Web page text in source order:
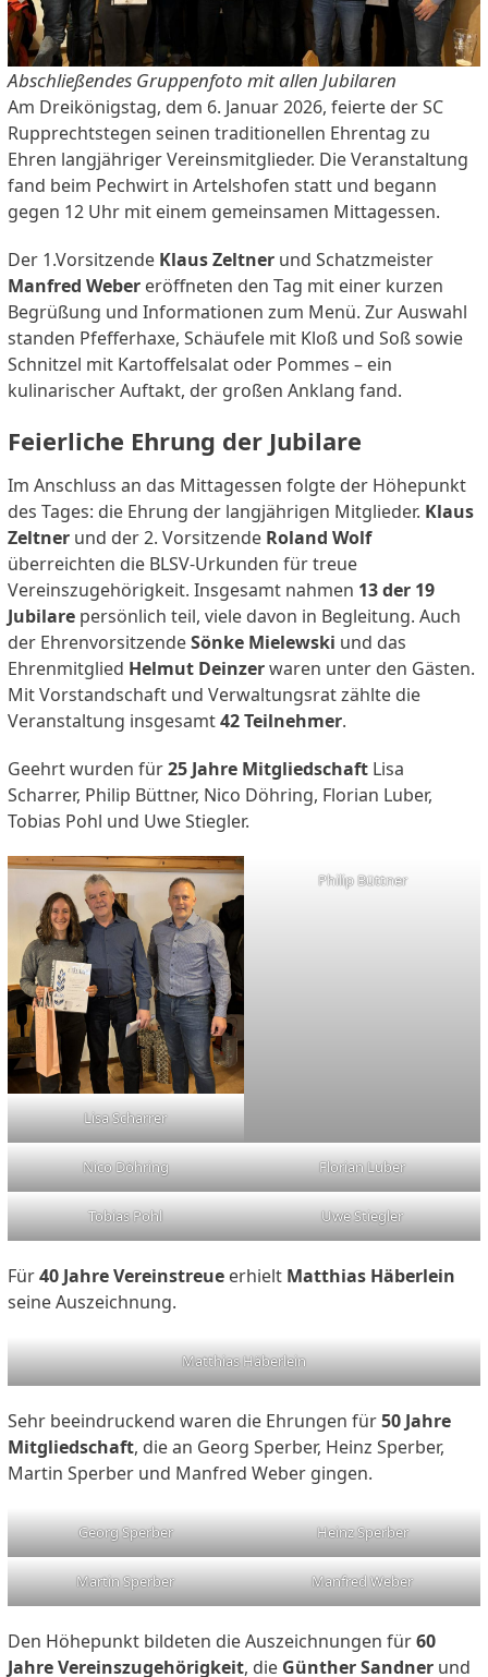
Abschließendes Gruppenfoto mit allen Jubilaren
Am Dreikönigstag, dem 6. Januar 2026, feierte der SC
Rupprechtstegen seinen traditionellen Ehrentag zu
Ehren langjähriger Vereinsmitglieder. Die Veranstaltung
fand beim Pechwirt in Artelshofen statt und begann
gegen 12 Uhr mit einem gemeinsamen Mittagessen.
Der 1.Vorsitzende Klaus Zeltner und Schatzmeister
Manfred Webereröffneten den Tag mit einer kurzen
Begrüßung und Informationen zum Menü. Zur Auswahl
standen Pfefferhaxe, Schäufele mit Kloß und Soß sowie
Schnitzel mit Kartoffelsalat oder Pommes – ein
kulinarischer Auftakt, der großen Anklang fand.
Feierliche Ehrung der Jubilare
Im Anschluss an das Mittagessen folgte der Höhepunkt
des Tages: die Ehrung der langjährigen Mitglieder. Klaus
Zeltnerund der 2. Vorsitzende Roland Wolf
überreichten die BLSV-Urkunden für treue
Vereinszugehörigkeit. Insgesamt nahmen 13 der 19
Jubilarepersönlich teil, viele davon in Begleitung. Auch
der EhrenvorsitzendeSönke Mielewski und das
Ehrenmitglied Helmut Deinzerwaren unter den Gästen.
Mit Vorstandschaft und Verwaltungsrat zählte die
Veranstaltung insgesamt42 Teilnehmer.
Geehrt wurden für25 Jahre MitgliedschaftLisa
Scharrer, Philip Büttner, Nico Döhring, Florian Luber,
Tobias Pohl und Uwe Stiegler.
Lisa Scharrer
Philip Büttner
Nico Döhring Florian Luber
Tobias Pohl Uwe Stiegler
Für40 Jahre Vereinstreueerhielt Matthias Häberlein
seine Auszeichnung.
Matthias Häberlein
Sehr beeindruckend waren die Ehrungen für50 Jahre
Mitgliedschaft, die an Georg Sperber, Heinz Sperber,
Martin Sperber und Manfred Weber gingen.
Georg Sperber Heinz Sperber
Martin Sperber Manfred Weber
Den Höhepunkt bildeten die Auszeichnungen für60
Jahre Vereinszugehörigkeit, die Günther Sandner und